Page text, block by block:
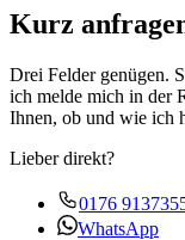
Kurz
Drei Felder genügen.
ich melde mich in der
Ihnen, ob und wie ich
Lieber direkt?
0176
WhatsApp